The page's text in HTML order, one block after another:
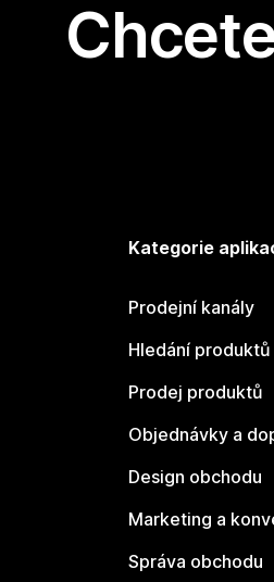
Kategorie
Prodejní kanály
Hledání produktů
Prodej produktů
Objednávky a
Design obchodu
Marketing a
Správa obchodu